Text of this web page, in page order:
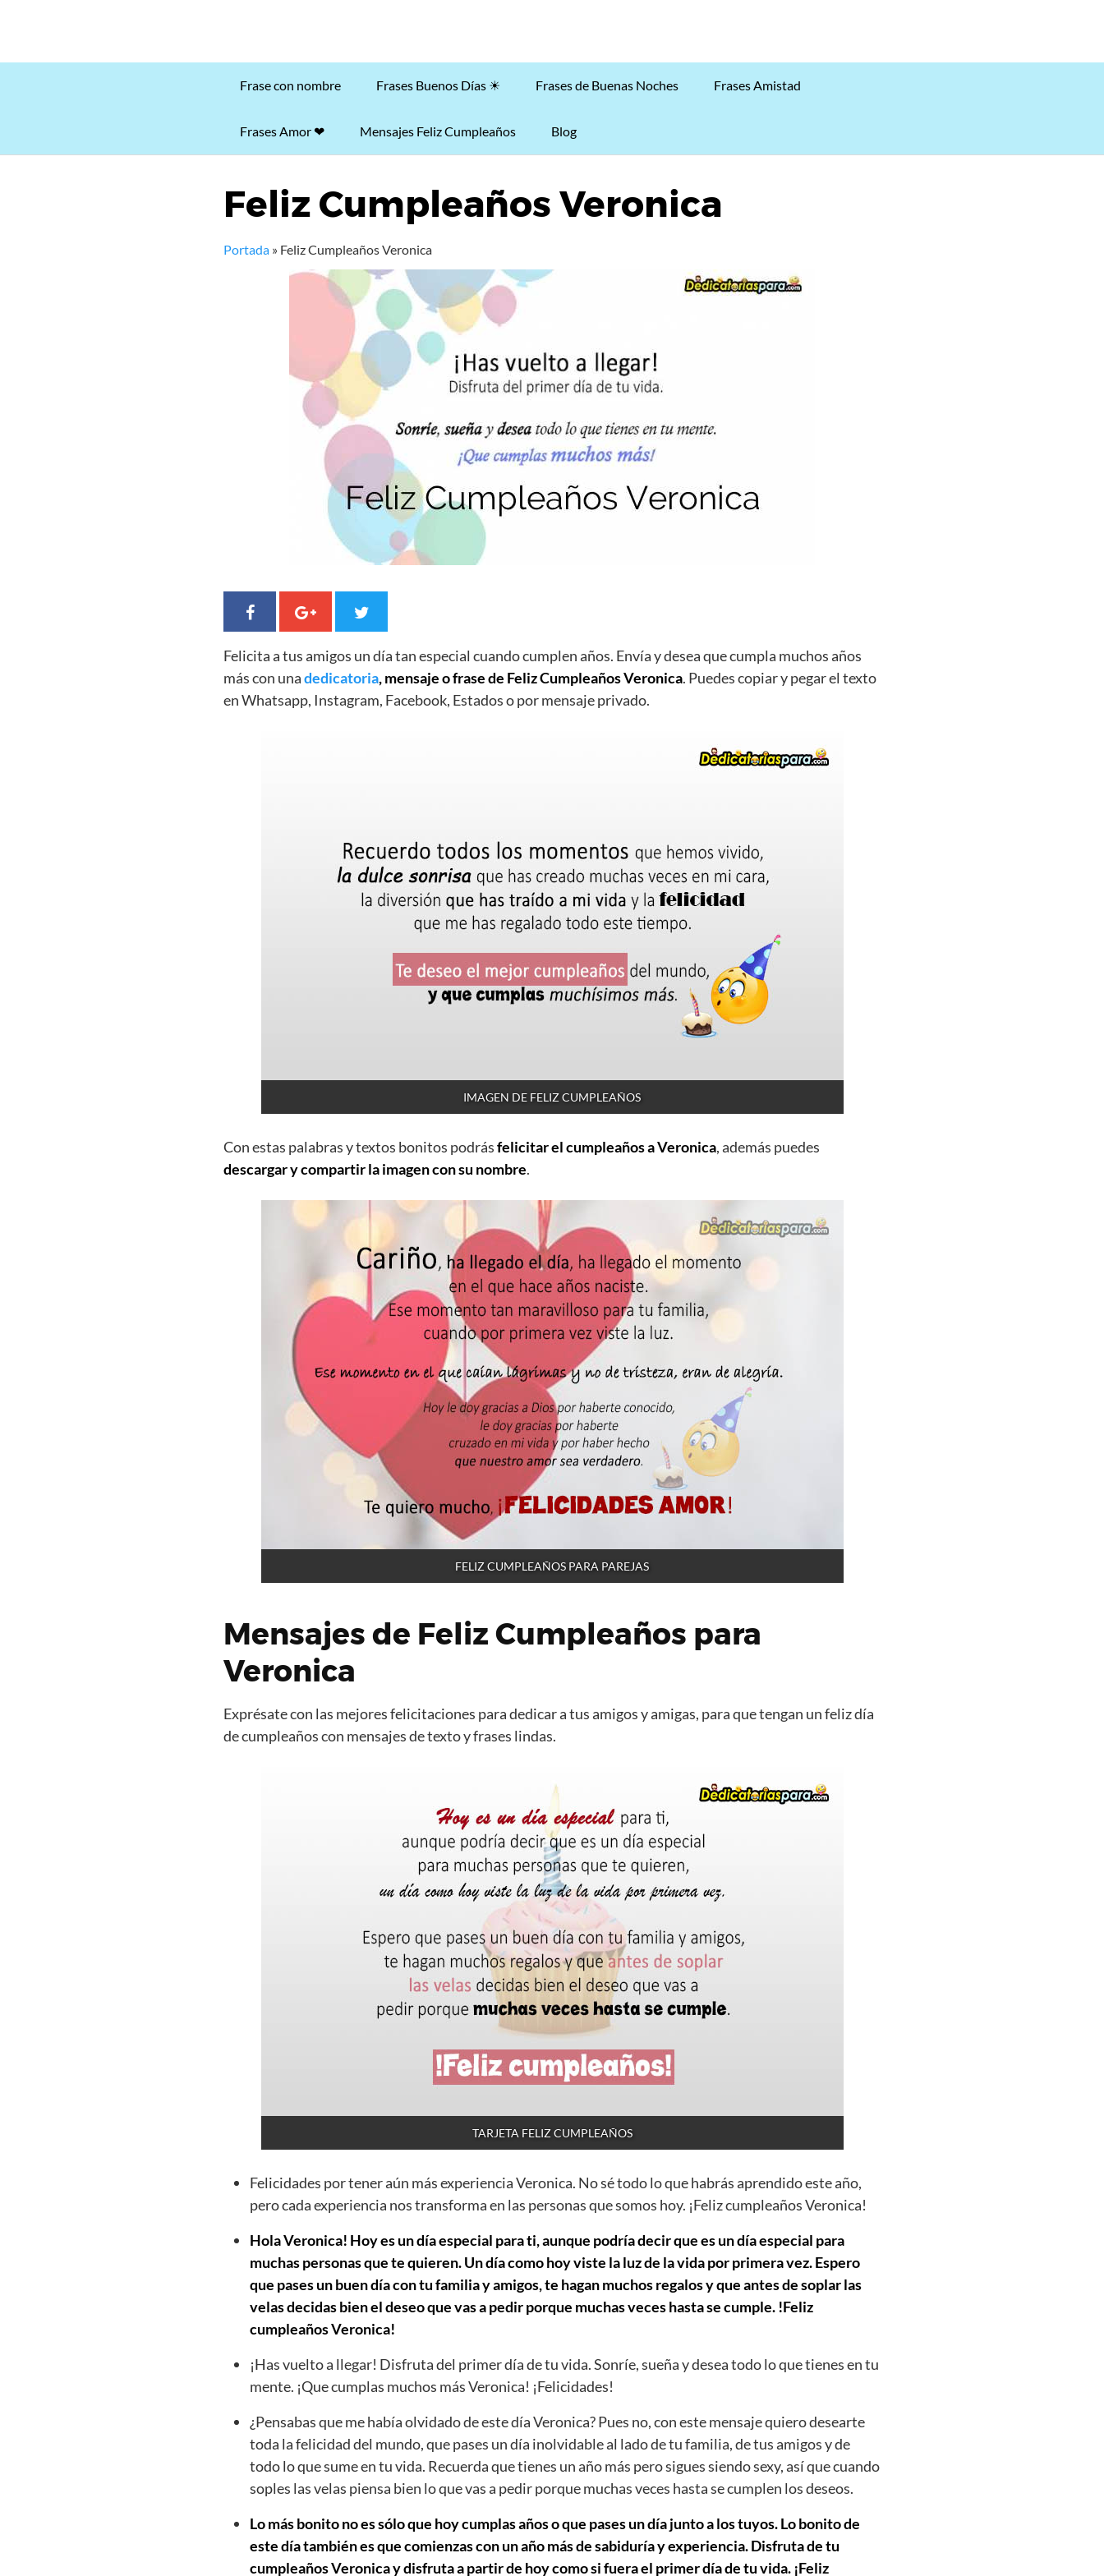
Frase con nombre Frases Buenos Días ☀ Frases de Buenas Noches Frases Amistad
Frases Amor ❤ Mensajes Feliz Cumpleaños Blog
Feliz Cumpleaños Veronica
Portada » Feliz Cumpleaños Veronica
Felicita a tus amigos un día tan especial cuando cumplen años. Envía y desea que cumpla muchos años
más con unadedicatoria, mensaje o frase de Feliz Cumpleaños Veronica. Puedes copiar y pegar el texto
en Whatsapp, Instagram, Facebook, Estados o por mensaje privado.
IMAGEN DE FELIZ CUMPLEAÑOS
Con estas palabras y textos bonitos podrásfelicitar el cumpleaños a Veronica, además puedes
descargar y compartir la imagen con su nombre.
FELIZ CUMPLEAÑOS PARA PAREJAS
Mensajes de Feliz Cumpleaños para
Veronica
Exprésate con las mejores felicitaciones para dedicar a tus amigos y amigas, para que tengan un feliz día
de cumpleaños con mensajes de texto y frases lindas.
TARJETA FELIZ CUMPLEAÑOS
Felicidades por tener aún más experiencia Veronica. No sé todo lo que habrás aprendido este año,
pero cada experiencia nos transforma en las personas que somos hoy. ¡Feliz cumpleaños Veronica!
Hola Veronica! Hoy es un día especial para ti, aunque podría decir que es un día especial para
muchas personas que te quieren. Un día como hoy viste la luz de la vida por primera vez. Espero
que pases un buen día con tu familia y amigos, te hagan muchos regalos y que antes de soplar las
velas decidas bien el deseo que vas a pedir porque muchas veces hasta se cumple. !Feliz
cumpleaños Veronica!
¡Has vuelto a llegar! Disfruta del primer día de tu vida. Sonríe, sueña y desea todo lo que tienes en tu
mente. ¡Que cumplas muchos más Veronica! ¡Felicidades!
¿Pensabas que me había olvidado de este día Veronica? Pues no, con este mensaje quiero desearte
toda la felicidad del mundo, que pases un día inolvidable al lado de tu familia, de tus amigos y de
todo lo que sume en tu vida. Recuerda que tienes un año más pero sigues siendo sexy, así que cuando
soples las velas piensa bien lo que vas a pedir porque muchas veces hasta se cumplen los deseos.
Lo más bonito no es sólo que hoy cumplas años o que pases un día junto a los tuyos. Lo bonito de
este día también es que comienzas con un año más de sabiduría y experiencia. Disfruta de tu
cumpleaños Veronica y disfruta a partir de hoy como si fuera el primer día de tu vida. ¡Feliz